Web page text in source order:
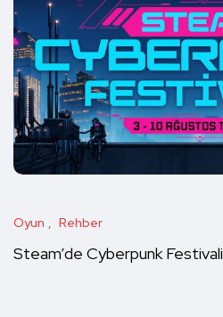
Oyun Rehber
Steam’de Cyberpunk Festivali